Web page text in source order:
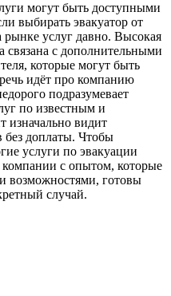
могут быть доступными
выбирать эвакуатор от
услуг давно. Высокая
связана с дополнительными
которые могут быть
идёт про компанию
подразумевает
по известным и
изначально видит
без доплаты. Чтобы
услуги по эвакуации
с опытом, которые
возможностями, готовы
случай.